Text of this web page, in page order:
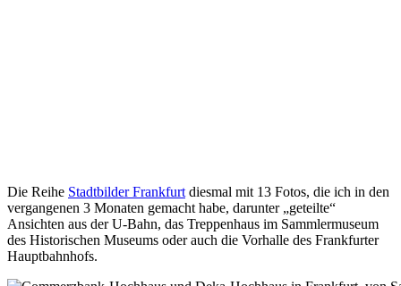
Die Reihe Stadtbilder Frankfurt diesmal mit 13 Fotos, die ich in den
vergangenen 3 Monaten gemacht habe, darunter „geteilte“
Ansichten aus der U-Bahn, das Treppenhaus im Sammlermuseum
des Historischen Museums oder auch die Vorhalle des Frankfurter
Hauptbahnhofs.